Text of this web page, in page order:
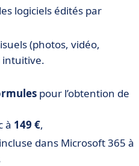
logiciels édités par
(photos, vidéo,
intuitive.
pour l’obtention de
à 149 €,
dans Microsoft 365 à